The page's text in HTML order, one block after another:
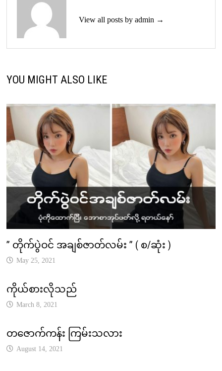
View all posts by admin →
YOU MIGHT ALSO LIKE
” တိုက်ပွဲဝင် အချစ်ဇာတ်လမ်း ” ( စ/ဆုံး )
May 25, 2021
ကိုယ်စားလိုသည်
March 8, 2021
တဇောက်ကန်း ကြမ်းသလား
August 14, 2021